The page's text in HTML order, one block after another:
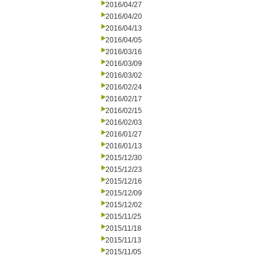
2016/04/27
2016/04/20
2016/04/13
2016/04/05
2016/03/16
2016/03/09
2016/03/02
2016/02/24
2016/02/17
2016/02/15
2016/02/03
2016/01/27
2016/01/13
2015/12/30
2015/12/23
2015/12/16
2015/12/09
2015/12/02
2015/11/25
2015/11/18
2015/11/13
2015/11/05